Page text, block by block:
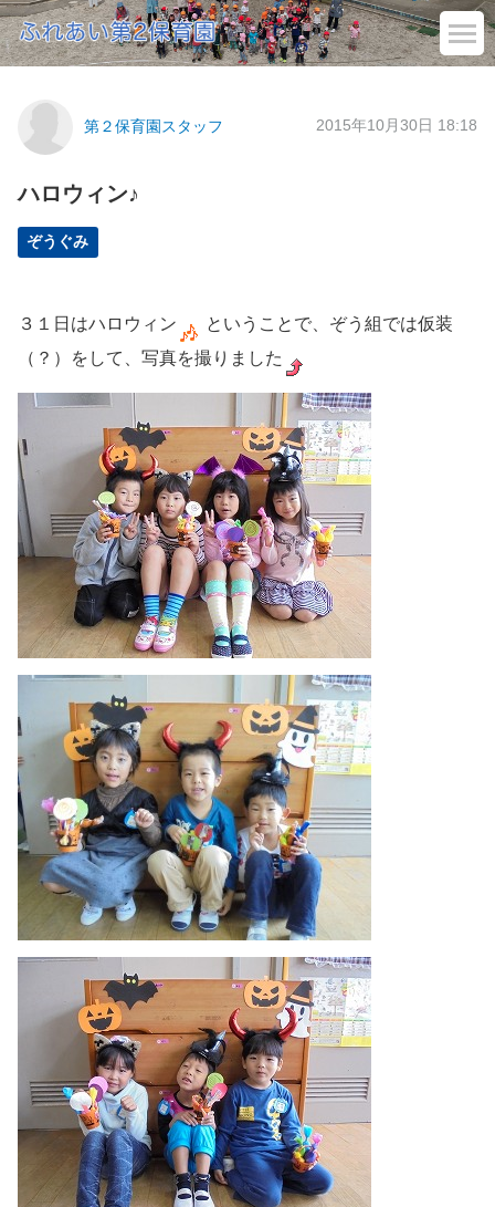
第２保育園スタッフ 2015年10月30日 18:18
ハロウィン♪
ぞうぐみ
３１日はハロウィン
ということで、ぞう組では仮装
（？）をして、写真を撮りました